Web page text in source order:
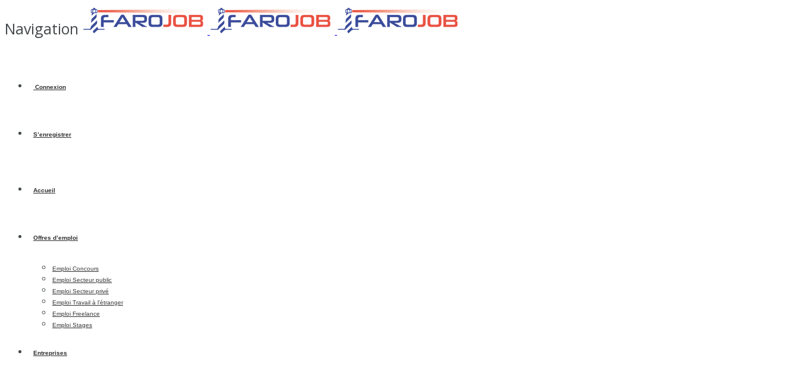
Navigation
Connexion
S’enregistrer
Accueil
Offres d’emploi
Emploi Concours
Emploi Secteur public
Emploi Secteur privé
Emploi Travail à l’étranger
Emploi Freelance
Emploi Stages
Entreprises